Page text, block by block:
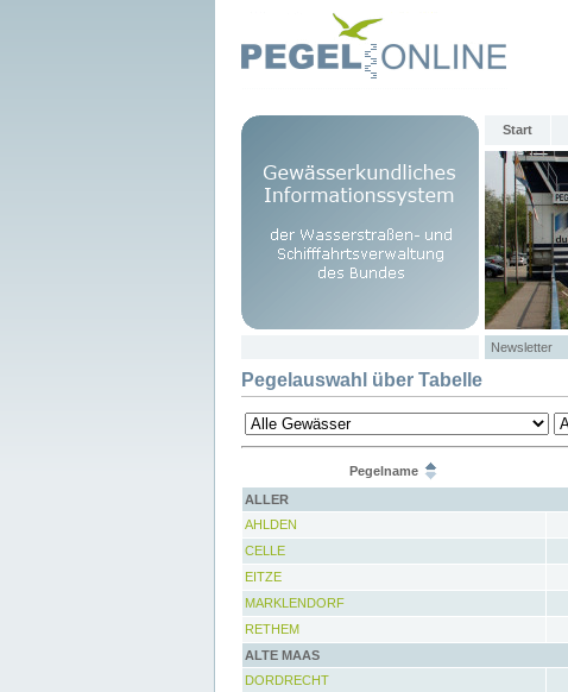
Start
Newsletter
Pegelauswahl über Tabelle
Pegelname
ALLER
AHLDEN
CELLE
EITZE
MARKLENDORF
RETHEM
ALTE MAAS
DORDRECHT